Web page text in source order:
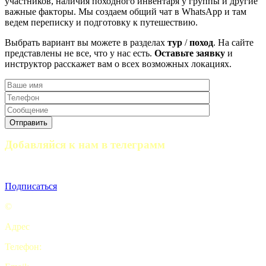
важные факторы. Мы создаем общий чат в WhatsApp и там
ведем переписку и подготовку к путешествию.
Выбрать вариант вы можете в разделах тур /поход. На сайте
представлены не все, что у нас есть. Оставьте заявку и
инструктор расскажет вам о всех возможных локациях.
Добавляйся к нам в телеграмм
Подписаться
©
Адрес
Телефон: